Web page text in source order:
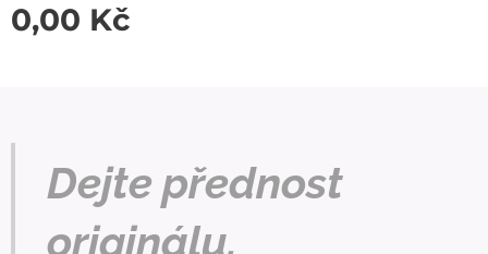
0,00 Kč
Dejte přednost
originálu.